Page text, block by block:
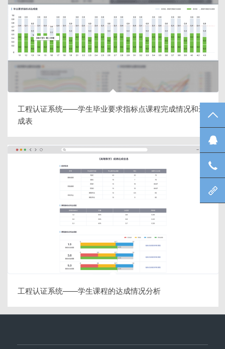
工程认证系统——学生毕业要求指标点课程完成情况和达
成表
工程认证系统——学生课程的达成情况分析
在
咨
北